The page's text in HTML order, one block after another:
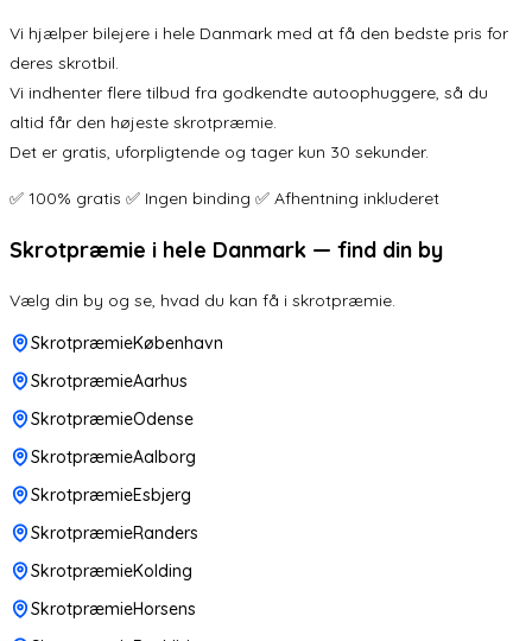
Vi hjælper bilejere i hele Danmark med at få den bedste pris for
deres skrotbil.
Vi indhenter flere tilbud fra godkendte autoophuggere, så du
altid får den højeste skrotpræmie.
Det er gratis, uforpligtende og tager kun 30 sekunder.
✅ 100% gratis ✅ Ingen binding ✅ Afhentning inkluderet
Skrotpræmie i hele Danmark — find din by
Vælg din by og se, hvad du kan få i skrotpræmie.
SkrotpræmieKøbenhavn
SkrotpræmieAarhus
SkrotpræmieOdense
SkrotpræmieAalborg
SkrotpræmieEsbjerg
SkrotpræmieRanders
SkrotpræmieKolding
SkrotpræmieHorsens